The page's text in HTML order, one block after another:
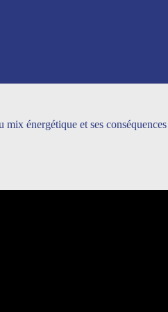
énergétique et ses